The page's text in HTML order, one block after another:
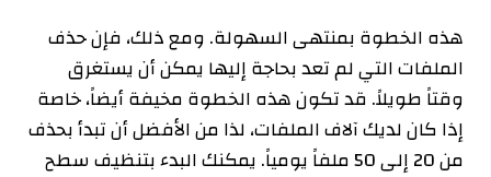
هذه الخطوة بمنتهى السهولة. ومع ذلك، فإن حذف
الملفات التي لم تعد بحاجة إليها يمكن أن يستغرق
وقتاً طويلاً. قد تكون هذه الخطوة مخيفة أيضاً، خاصة
إذا كان لديك آلاف الملفات، لذا من الأفضل أن تبدأ بحذف
من 20 إلى 50 ملفاً يومياً. يمكنك البدء بتنظيف سطح